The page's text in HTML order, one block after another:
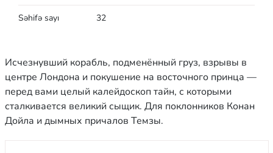
Səhifə sayı 32
Исчезнувший корабль, подменённый груз, взрывы в
центре Лондона и покушение на восточного принца —
перед вами целый калейдоскоп тайн, с которыми
сталкивается великий сыщик. Для поклонников Конан
Дойла и дымных причалов Темзы.